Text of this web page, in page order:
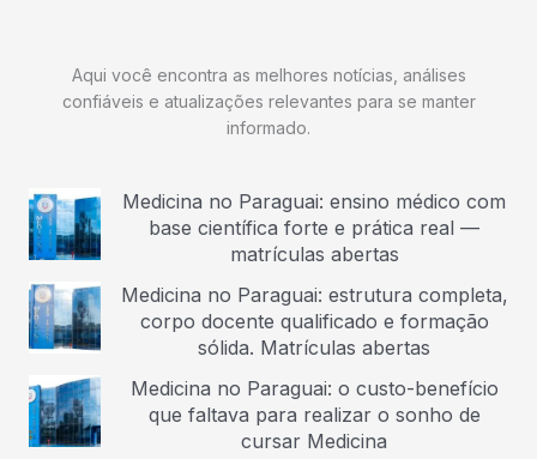
Aqui você encontra as melhores notícias, análises
confiáveis e atualizações relevantes para se manter
informado.
Medicina no Paraguai: ensino médico com
base científica forte e prática real —
matrículas abertas
Medicina no Paraguai: estrutura completa,
corpo docente qualificado e formação
sólida. Matrículas abertas
Medicina no Paraguai: o custo-benefício
que faltava para realizar o sonho de
cursar Medicina